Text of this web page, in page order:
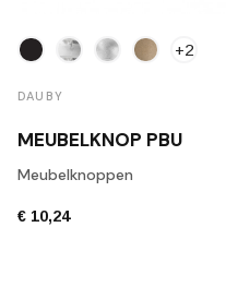
+2
DAUBY
MEUBELKNOP PBU
Meubelknoppen
€ 10,24